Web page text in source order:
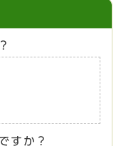
すか？